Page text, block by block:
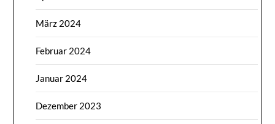
März 2024
Februar 2024
Januar 2024
Dezember 2023